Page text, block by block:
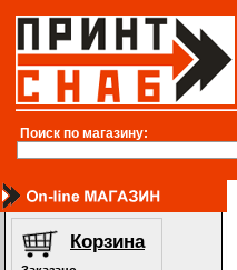
Поиск по магазину: